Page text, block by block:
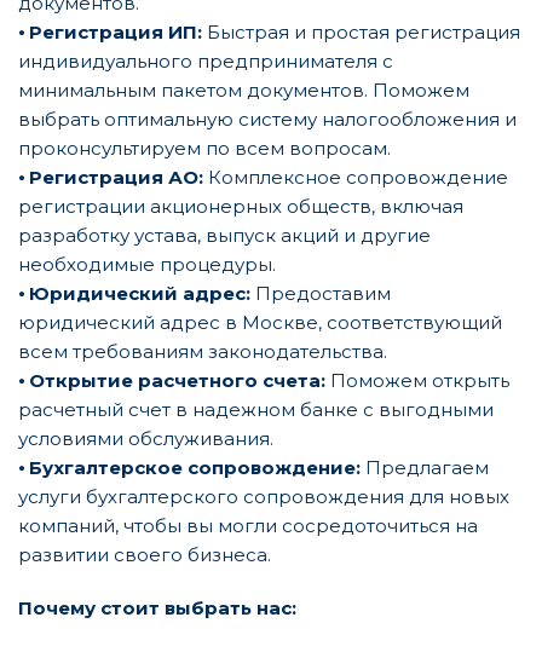
⦁ Регистрация ИП: Быстрая и простая регистрация
индивидуального предпринимателя с
минимальным пакетом документов. Поможем
выбрать оптимальную систему налогообложения и
проконсультируем по всем вопросам.
⦁ Регистрация АО: Комплексное сопровождение
регистрации акционерных обществ, включая
разработку устава, выпуск акций и другие
необходимые процедуры.
⦁ Юридический адрес: Предоставим
юридический адрес в Москве, соответствующий
всем требованиям законодательства.
⦁ Открытие расчетного счета: Поможем открыть
расчетный счет в надежном банке с выгодными
условиями обслуживания.
⦁ Бухгалтерское сопровождение: Предлагаем
услуги бухгалтерского сопровождения для новых
компаний, чтобы вы могли сосредоточиться на
развитии своего бизнеса.
Почему стоит выбрать нас: